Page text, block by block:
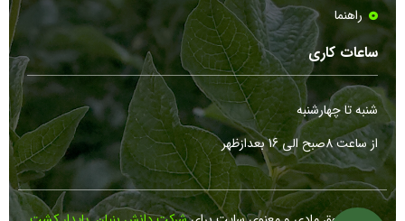
راهنما
ساعات کاری
شنبه تا چهارشنبه
از ساعت 8صبح الی 16 بعدازظهر